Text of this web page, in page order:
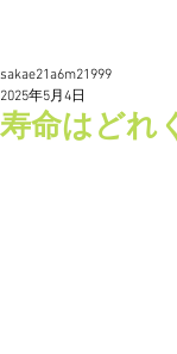
寿命はどれ
sakae21a6m21999
2025年5月4日